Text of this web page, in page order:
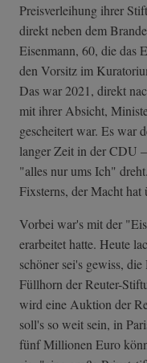
Preisverleihung ihrer
direkt neben dem
Eisenmann, 60, die das
den Vorsitz im
Das war 2021, direkt
mit ihrer Absicht,
gescheitert war. Es war
langer Zeit in der CDU
"alles nur ums Ich"
Fixsterns, der Macht hat
Vorbei war's mit der
erarbeitet hatte. Heute
schöner sei's gewiss,
Füllhorn der Reuter-
wird eine Auktion der
soll's so weit sein, in
fünf Millionen Euro